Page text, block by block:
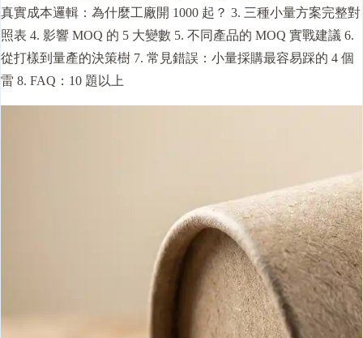
真實成本邏輯：為什麼工廠開 1000 起？ 3. 三種小量方案完整對
照表 4. 影響 MOQ 的 5 大變數 5. 不同產品的 MOQ 實戰建議 6.
從打樣到量產的決策樹 7. 常見錯誤：小量採購最容易踩的 4 個
雷 8. FAQ：10 題以上